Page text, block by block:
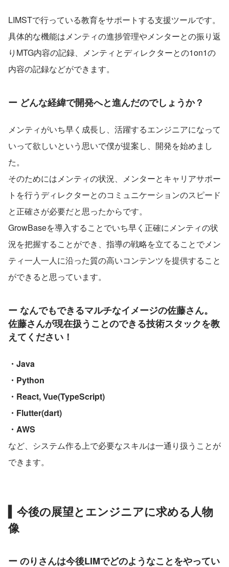
LIMSTで行っている教育をサポートする支援ツールです。
具体的な機能はメンティの進捗管理やメンターとの振り返
りMTG内容の記録、メンティとディレクターとの1on1の
内容の記録などができます。
ー どんな経緯で開発へと進んだのでしょうか？
メンティがいち早く成長し、活躍するエンジニアになって
いって欲しいという思いで僕が提案し、開発を始めまし
た。
そのためにはメンティの状況、メンターとキャリアサポー
トを行うディレクターとのコミュニケーションのスピード
と正確さが必要だと思ったからです。
GrowBaseを導入することでいち早く正確にメンティの状
況を把握することができ、指導の戦略を立てることでメン
ティ一人一人に沿った質の高いコンテンツを提供すること
ができると思っています。
ー なんでもできるマルチなイメージの佐藤さん。
佐藤さんが現在扱うことのできる技術スタックを教
えてください！
・Java
・Python
・React, Vue(TypeScript)
・Flutter(dart)
・AWS
など、システム作る上で必要なスキルは一通り扱うことが
できます。
今後の展望とエンジニアに求める人物
像
ー のりさんは今後LIMでどのようなことをやってい